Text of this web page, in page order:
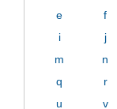
e
f
i
j
m
n
q
r
u
v